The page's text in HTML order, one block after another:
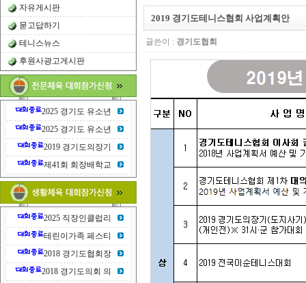
자유게시판
묻고답하기
테니스뉴스
후원사광고게시판
2025 경기도 유소년
2025 경기도 유소년
2019 경기도의장기
제41회 회장배학교
2025 직장인클럽리
테린이가족 페스티
2018 경기도협회장
2018 경기도의회 의
2019 경기도테니스협회 사업계획안
글쓴이 : 경기도협회